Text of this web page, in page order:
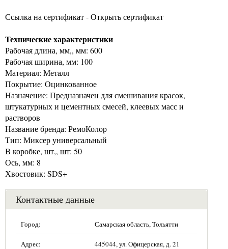
Ссылка на сертификат - Открыть сертификат
Технические характеристики
Рабочая длина, мм,, мм: 600
Рабочая ширина, мм: 100
Материал: Металл
Покрытие: Оцинкованное
Назначение: Предназначен для смешивания красок,
штукатурных и цементных смесей, клеевых масс и
растворов
Название бренда: РемоКолор
Тип: Миксер универсальный
В коробке, шт,, шт: 50
Ось, мм: 8
Хвостовик: SDS+
Контактные данные
Город: Самарская область, Тольятти
Адрес: 445044, ул. Офицерская, д. 21